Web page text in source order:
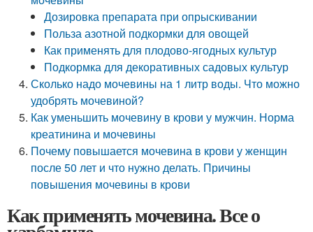
Дозировка препарата при опрыскивании
Польза азотной подкормки для овощей
Как применять для плодово-ягодных культур
Подкормка для декоративных садовых культур
Сколько надо мочевины на 1 литр воды. Что можно
удобрять мочевиной?
Как уменьшить мочевину в крови у мужчин. Норма
креатинина и мочевины
Почему повышается мочевина в крови у женщин
после 50 лет и что нужно делать. Причины
повышения мочевины в крови
Как применять мочевина. Все о